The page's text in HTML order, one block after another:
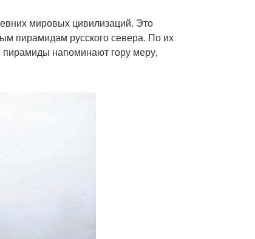
мировых цивилизаций. Это
пирамидам русского севера. По их
напоминают гору меру,